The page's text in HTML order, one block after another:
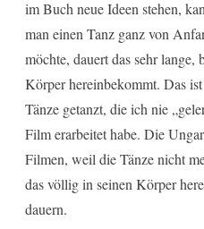
im Buch neue Ideen stehen,
man einen Tanz ganz von
möchte, dauert das sehr
Körper hereinbekommt. Das
Tänze getanzt, die ich nie
Film erarbeitet habe. Die
Filmen, weil die Tänze nicht
das völlig in seinen Körper
dauern.